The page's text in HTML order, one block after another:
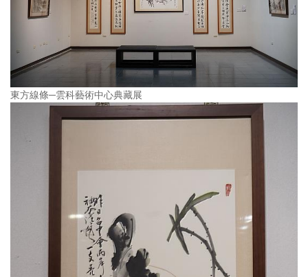
東方線條─雲科藝術中心典藏展